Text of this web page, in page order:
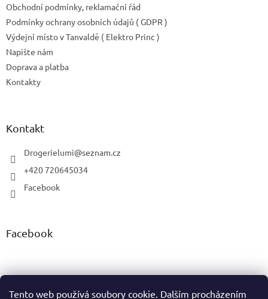
Tento web používá soubory cookie. Dalším procházením
Obchodní podmínky, reklamační řád
Podmínky ochrany osobních údajů ( GDPR )
Výdejní místo v Tanvaldě ( Elektro Princ )
Napište nám
Doprava a platba
Kontakty
Kontakt
Drogerielumi@seznam.cz
+420 720645034
Facebook
Facebook